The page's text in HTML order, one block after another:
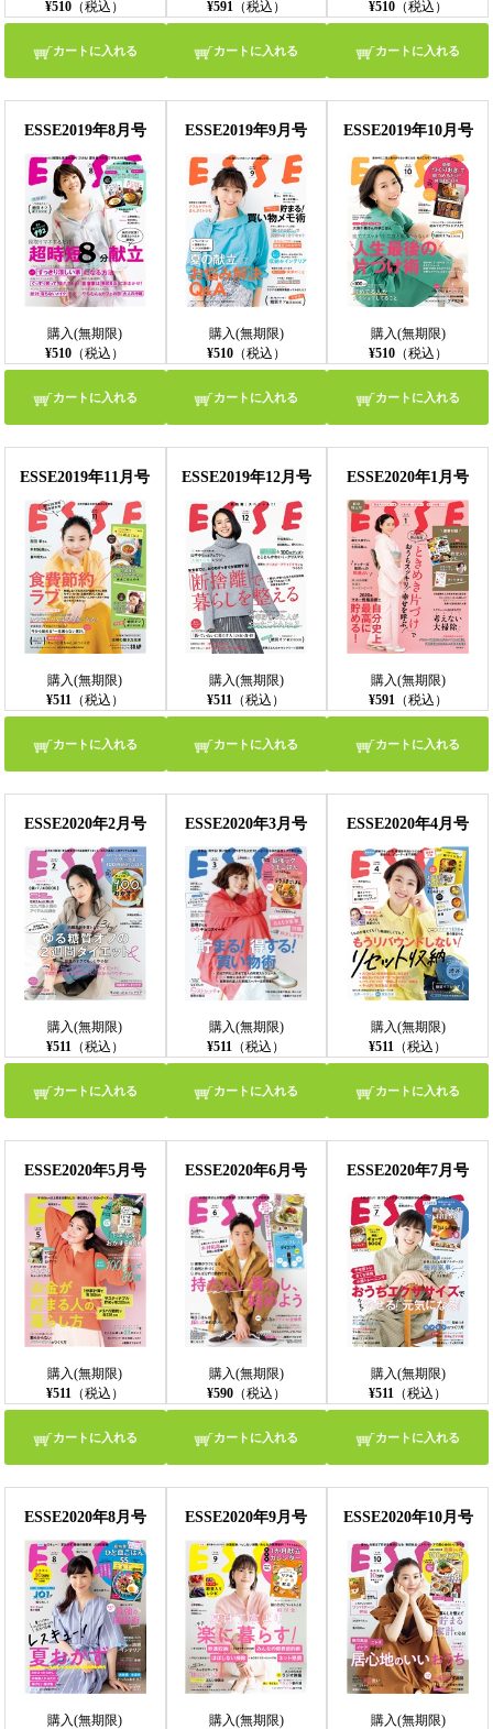
¥510 （税込）
カートに入れる
¥591（税込）
カートに入れる
¥510（税込）
カートに入れる
ESSE2019年8月号
購入(無期限)
¥510 （税込）
カートに入れる
ESSE2019年9月号
購入(無期限)
¥510（税込）
カートに入れる
ESSE2019年10月号
購入(無期限)
¥510（税込）
カートに入れる
ESSE2019年11月号
購入(無期限)
¥511（税込）
カートに入れる
ESSE2019年12月号
購入(無期限)
¥511 （税込）
カートに入れる
ESSE2020年1月号
購入(無期限)
¥591（税込）
カートに入れる
ESSE2020年2月号
購入(無期限)
¥511（税込）
カートに入れる
ESSE2020年3月号
購入(無期限)
¥511 （税込）
カートに入れる
ESSE2020年4月号
購入(無期限)
¥511 （税込）
カートに入れる
ESSE2020年5月号
購入(無期限)
¥511（税込）
カートに入れる
ESSE2020年6月号
購入(無期限)
¥590（税込）
カートに入れる
ESSE2020年7月号
購入(無期限)
¥511 （税込）
カートに入れる
ESSE2020年8月号
購入(無期限)
ESSE2020年9月号
購入(無期限)
ESSE2020年10月号
購入(無期限)